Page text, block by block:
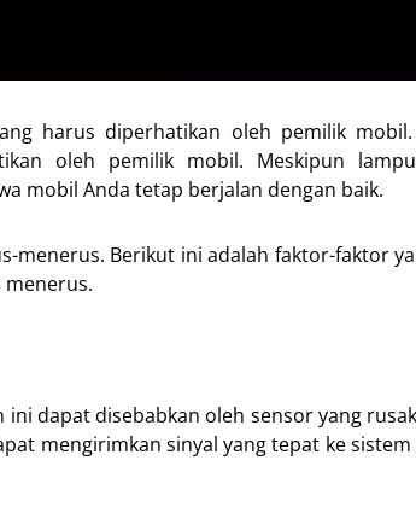
harus diperhatikan oleh pemilik
oleh pemilik mobil. Meskipun
mobil Anda tetap berjalan dengan baik.
menerus. Berikut ini adalah faktor-faktor
menerus.
dapat disebabkan oleh sensor yang
mengirimkan sinyal yang tepat ke